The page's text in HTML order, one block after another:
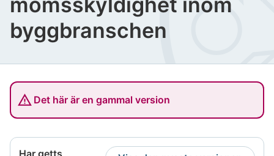
byggbranschen
Det här är en gammal version
Har getts